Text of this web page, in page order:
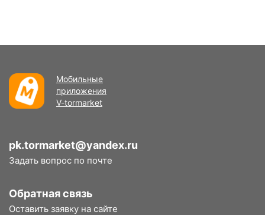
Мобильные
приложения
V-tormarket
pk.tormarket@yandex.ru
Задать вопрос по почте
Обратная связь
Оставить заявку на сайте